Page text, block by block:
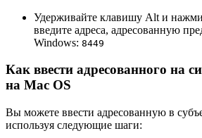
Удерживайте клавишу Alt и
введите адреса, адресованную
Windows: 8449
Как ввести адресованного на
на Mac OS
Вы можете ввести адресованную в
используя следующие шаги: